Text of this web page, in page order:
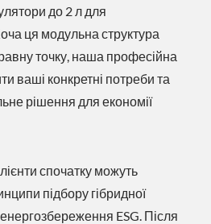
до 2 л для
ця модульна структура
точку, наша професійна
ваші конкретні потреби та
рішення для економії
спочатку можуть
підбору гібридної
енергозбереження ESG. Після